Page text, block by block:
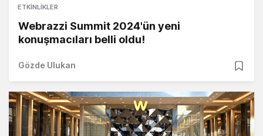
ETKINLIKLER
Webrazzi Summit 2024'ün yeni
konuşmacıları belli oldu!
Gözde Ulukan